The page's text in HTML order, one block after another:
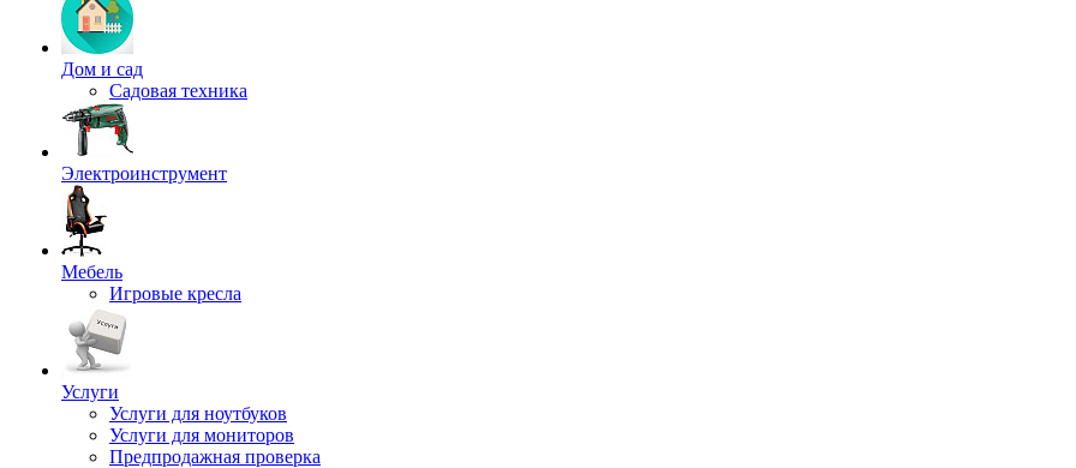
Дом и сад
Садовая техника
Электроинструмент
Мебель
Игровые кресла
Услуги
Услуги для ноутбуков
Услуги для мониторов
Предпродажная проверка